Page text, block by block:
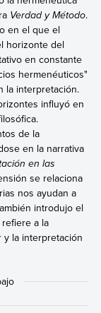
Verdad y Método.
en el que el
horizonte del
en constante
hermenéuticos"
la interpretación.
influyó en
de la
en la narrativa
en las
se relaciona
nos ayudan a
introdujo el
a la
la interpretación